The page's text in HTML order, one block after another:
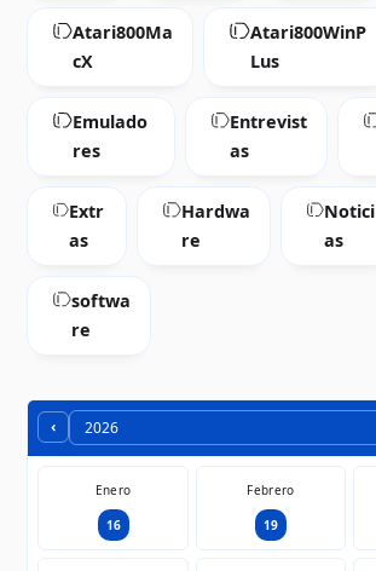
Atari800Ma
cX
Atari800WinP
Lus
Emulado
res
Entrevist
as
Extr
as
Hardwa
re
Notici
as
softwa
re
‹
Enero
16
Febrero
19